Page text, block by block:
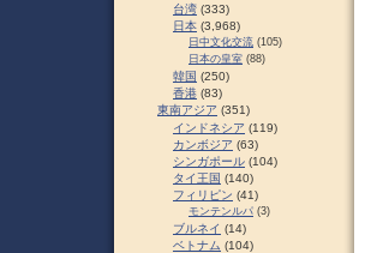
台湾 (333)
日本 (3,968)
日中文化交流 (105)
日本の皇室 (88)
韓国 (250)
香港 (83)
東南アジア (351)
インドネシア (119)
カンボジア (63)
シンガポール (104)
タイ王国 (140)
フィリピン (41)
モンテンルパ (3)
ブルネイ (14)
ベトナム (104)